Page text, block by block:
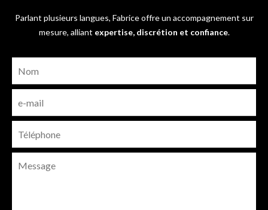
Parlant plusieurs langues, Fabrice offre un accompagnement sur
mesure, alliant expertise, discrétion et confiance.